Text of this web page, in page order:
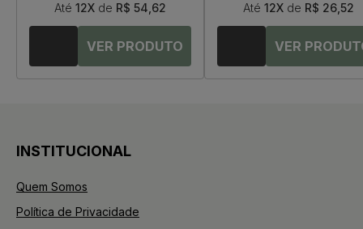
Até 12X de R$ 54,62 Até 12Xde R$ 26,52
INSTITUCIONAL
Quem Somos
Política de Privacidade